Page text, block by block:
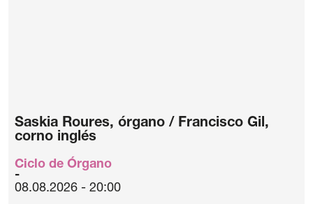
Saskia Roures, órgano / Francisco Gil,
corno inglés
Ciclo de Órgano
08.08.2026 - 20:00